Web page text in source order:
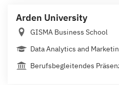
Arden University
GISMA Business School
Data Analytics and
Berufsbegleitendes